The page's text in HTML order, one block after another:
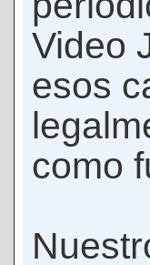
Video
esos
como